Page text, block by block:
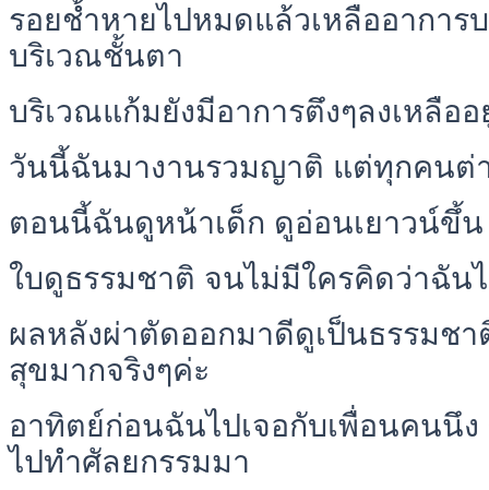
รอยช้ำหายไปหมดแล้วเหลืออาการ
บริเวณชั้นตา
บริเวณแก้มยังมีอาการตึงๆลงเหลืออ
วันนี้ฉันมางานรวมญาติ แต่ทุกคนต่
ตอนนี้ฉันดูหน้าเด็ก ดูอ่อนเยาวน์ขึ้น
ใบดูธรรมชาติ จนไม่มีใครคิดว่าฉัน
ผลหลังผ่าตัดออกมาดีดูเป็นธรรมช
สุขมากจริงๆค่ะ
อาทิตย์ก่อนฉันไปเจอกับเพื่อนคนนึ
ไปทำศัลยกรรมมา